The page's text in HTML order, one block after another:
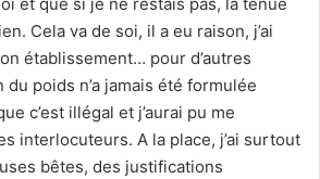
et que si je ne restais pas, la tenue
Cela va de soi, il a eu raison, j’ai
établissement… pour d’autres
poids n’a jamais été formulée
c’est illégal et j’aurai pu me
interlocuteurs. A la place, j’ai surtout
bêtes, des justifications